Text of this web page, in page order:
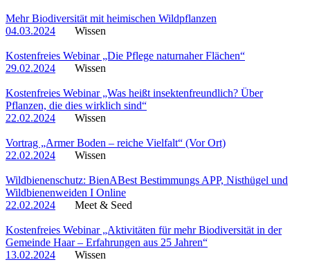
Mehr Biodiversität mit heimischen Wildpflanzen
04.03.2024
Wissen
Kostenfreies Webinar „Die Pflege naturnaher Flächen“
29.02.2024
Wissen
Kostenfreies Webinar „Was heißt insektenfreundlich? Über
Pflanzen, die dies wirklich sind“
22.02.2024
Wissen
Vortrag „Armer Boden – reiche Vielfalt“ (Vor Ort)
22.02.2024
Wissen
Wildbienenschutz: BienABest Bestimmungs APP, Nisthügel und
Wildbienenweiden I Online
22.02.2024
Meet & Seed
Kostenfreies Webinar „Aktivitäten für mehr Biodiversität in der
Gemeinde Haar – Erfahrungen aus 25 Jahren“
13.02.2024
Wissen